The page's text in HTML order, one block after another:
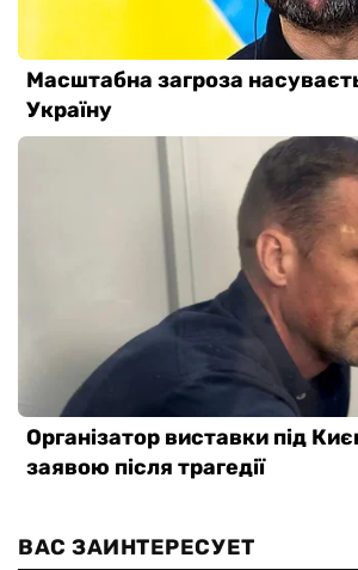
ВАС ЗАИНТЕРЕСУЕТ